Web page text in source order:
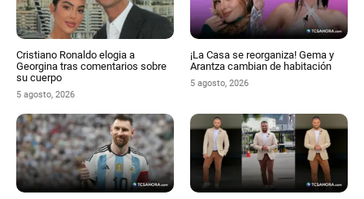
Cristiano Ronaldo elogia a
Georgina tras comentarios sobre
su cuerpo
5 agosto, 2026
¡La Casa se reorganiza! Gema y
Arantza cambian de habitación
5 agosto, 2026